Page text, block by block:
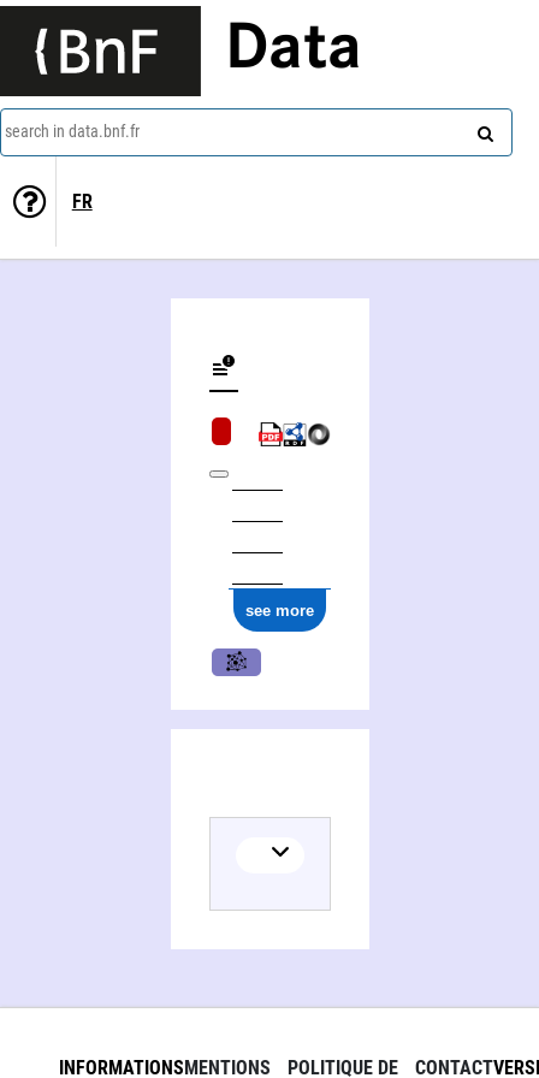
Data
search in data.bnf.fr
FR
see more
INFORMATIONSMENTIONS POLITIQUE DE CONTACT